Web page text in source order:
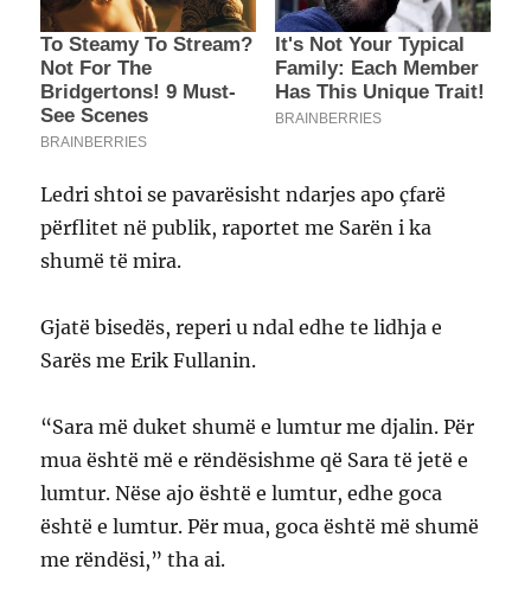
Ledri shtoi se pavarësisht ndarjes apo çfarë
përflitet në publik, raportet me Sarën i ka
shumë të mira.
Gjatë bisedës, reperi u ndal edhe te lidhja e
Sarës me Erik Fullanin.
“Sara më duket shumë e lumtur me djalin. Për
mua është më e rëndësishme që Sara të jetë e
lumtur. Nëse ajo është e lumtur, edhe goca
është e lumtur. Për mua, goca është më shumë
me rëndësi,” tha ai.